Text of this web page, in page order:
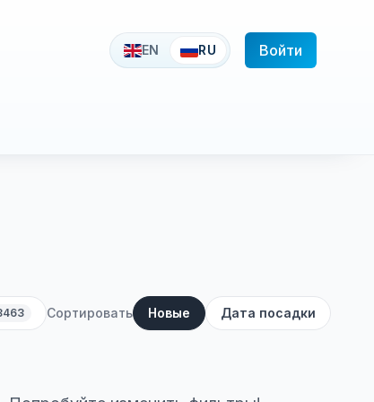
EN RU Войти
Сортировать Новые Дата посадки